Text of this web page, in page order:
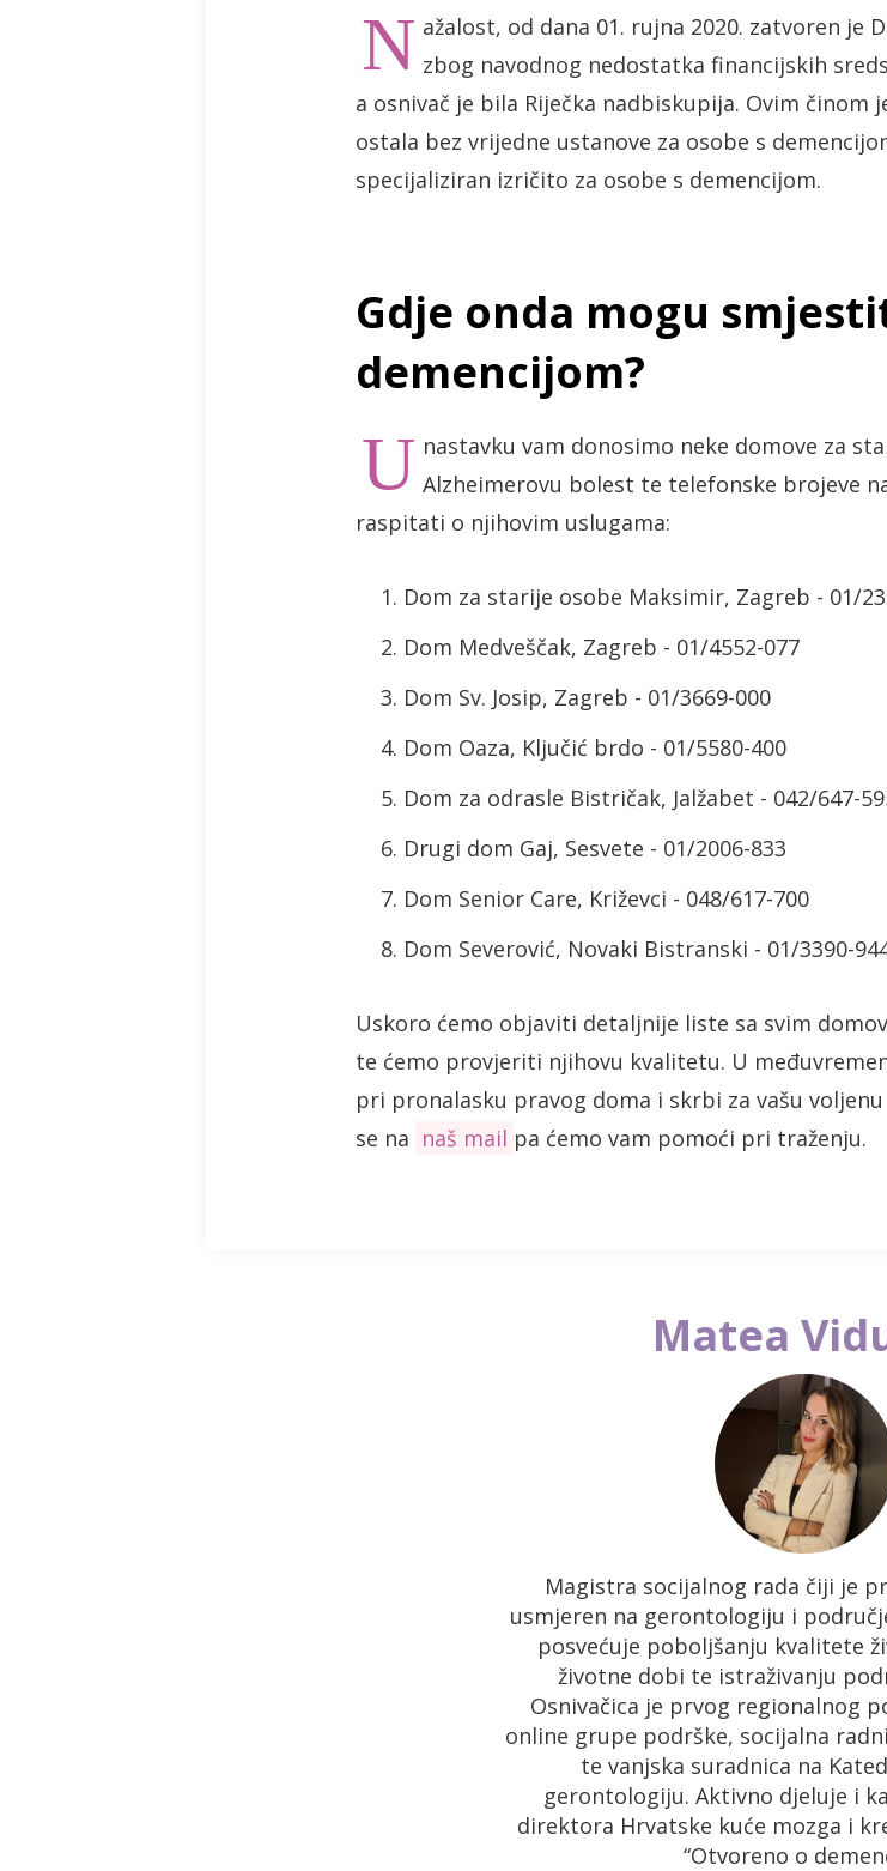
N ažalost, od dana 01. rujna 2020. zatvoren je
zbog navodnog nedostatka financijskih
a osnivač je bila Riječka nadbiskupija. Ovim činom
ostala bez vrijedne ustanove za osobe s
specijaliziran izričito za osobe s demencijom.
Gdje onda mogu
demencijom?
U nastavku vam donosimo neke domove za
Alzheimerovu bolest te telefonske brojeve
raspitati o njihovim uslugama:
Dom za starije osobe Maksimir, Zagreb - 01/
Dom Medveščak, Zagreb - 01/4552-077
Dom Sv. Josip, Zagreb - 01/3669-000
Dom Oaza, Ključić brdo - 01/5580-400
Dom za odrasle Bistričak, Jalžabet - 042/647-
Drugi dom Gaj, Sesvete - 01/2006-833
Dom Senior Care, Križevci - 048/617-700
Dom Severović, Novaki Bistranski - 01/3390-
Uskoro ćemo objaviti detaljnije liste sa svim
te ćemo provjeriti njihovu kvalitetu. U
pri pronalasku pravog doma i skrbi za vašu
se na naš mail pa ćemo vam pomoći pri traženju.
Matea
Magistra socijalnog rada čiji je
usmjeren na gerontologiju i
posvećuje poboljšanju kvalitete
životne dobi te istraživanju
Osnivačica je prvog regionalnog
online grupe podrške, socijalna
te vanjska suradnica na
gerontologiju. Aktivno djeluje i
direktora Hrvatske kuće mozga i
“Otvoreno o